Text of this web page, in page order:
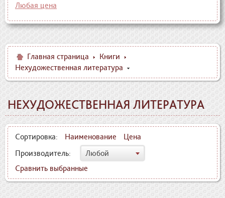
Любая цена
Главная страница
Книги
Нехудожественная литература
НЕХУДОЖЕСТВЕННАЯ ЛИТЕРАТУРА
Сортировка: Наименование
Цена
Производитель:
Любой
Сравнить выбранные